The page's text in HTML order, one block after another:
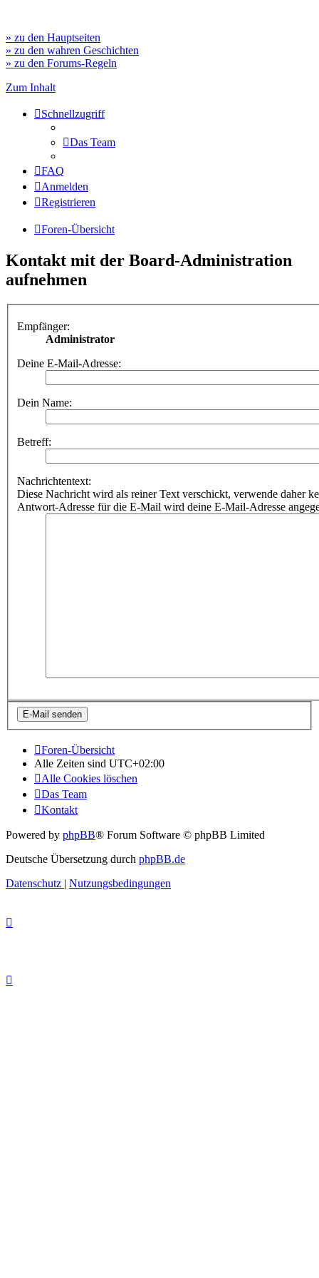
» zu den Hauptseiten
» zu den wahren Geschichten
» zu den Forums-Regeln
Zum Inhalt
Schnellzugriff
Das Team
FAQ
Anmelden
Registrieren
Foren-Übersicht
Kontakt mit der Board-Administration
aufnehmen
Empfänger:
Administrator
Deine E-Mail-Adresse:
Dein Name:
Betreff:
Nachrichtentext:
Diese Nachricht wird als reiner Text verschickt, verwende daher
Antwort-Adresse für die E-Mail wird deine E-Mail-Adresse
Foren-Übersicht
Alle Zeiten sind UTC+02:00
Alle Cookies löschen
Das Team
Kontakt
Powered by phpBB® Forum Software © phpBB Limited
Deutsche Übersetzung durch phpBB.de
Datenschutz | Nutzungsbedingungen